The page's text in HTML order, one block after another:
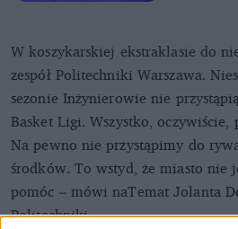
W koszykarskiej ekstraklasie do
zespół Politechniki Warszawa.
sezonie Inżynierowie nie
Basket Ligi. Wszystko,
Na pewno nie przystąpimy do
środków. To wstyd, że miasto nie
pomóc – mówi naTemat Jolanta
Politechniki.